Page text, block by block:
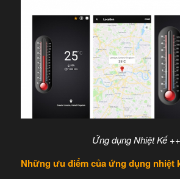
Ứng dụng Nhiệt Kế ++
Những ưu điểm của ứng dụng nhiệt